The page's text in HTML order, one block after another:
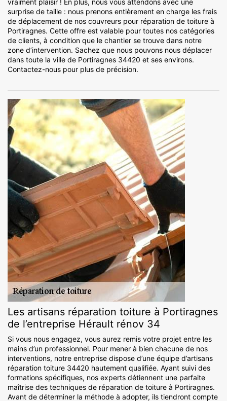
vraiment plaisir ! En plus, nous vous attendons avec une
surprise de taille : nous prenons entièrement en charge les frais
de déplacement de nos couvreurs pour réparation de toiture à
Portiragnes. Cette offre est valable pour toutes nos catégories
de clients, à condition que le chantier se trouve dans notre
zone d’intervention. Sachez que nous pouvons nous déplacer
dans toute la ville de Portiragnes 34420 et ses environs.
Contactez-nous pour plus de précision.
Les artisans réparation toiture à Portiragnes
de l’entreprise Hérault rénov 34
Si vous nous engagez, vous aurez remis votre projet entre les
mains d’un professionnel. Pour mener à bien chacune de nos
interventions, notre entreprise dispose d’une équipe d’artisans
réparation toiture 34420 hautement qualifiée. Ayant suivi des
formations spécifiques, nos experts détiennent une parfaite
maîtrise des techniques de réparation de toiture à Portiragnes.
Avant de déterminer la méthode à adopter, ils tiendront compte